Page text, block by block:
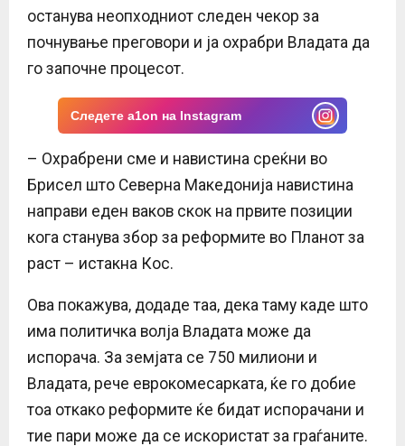
останува неопходниот следен чекор за
почнување преговори и ја охрабри Владата да
го започне процесот.
Следете a1on на Instagram
– Охрабрени сме и навистина среќни во
Брисел што Северна Македонија навистина
направи еден ваков скок на првите позиции
кога станува збор за реформите во Планот за
раст – истакна Кос.
Ова покажува, додаде таа, дека таму каде што
има политичка волја Владата може да
испорача. За земјата се 750 милиони и
Владата, рече еврокомесарката, ќе го добие
тоа откако реформите ќе бидат испорачани и
тие пари може да се искористат за граѓаните.